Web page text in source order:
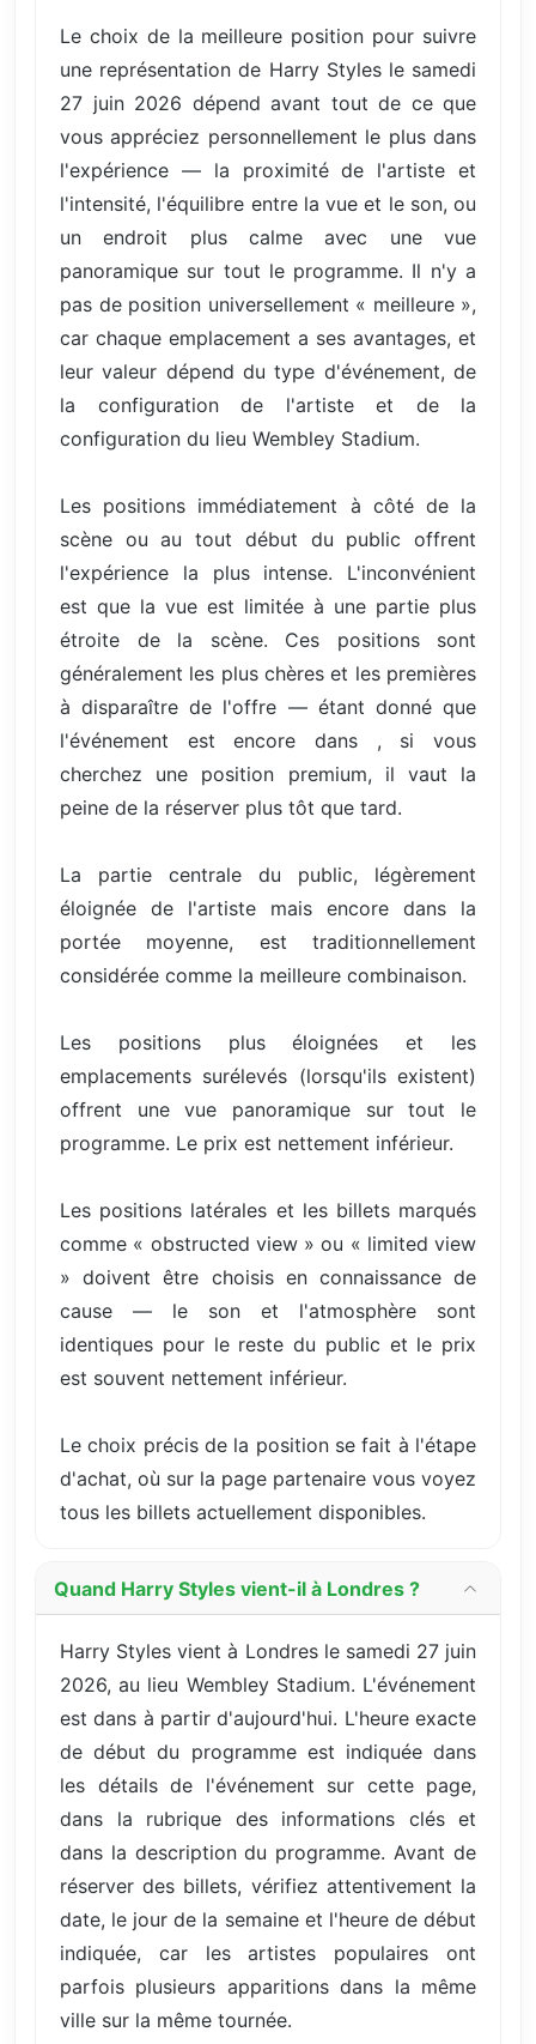
Le choix de la meilleure position pour suivre
une représentation de Harry Styles le samedi
27 juin 2026 dépend avant tout de ce que
vous appréciez personnellement le plus dans
l'expérience — la proximité de l'artiste et
l'intensité, l'équilibre entre la vue et le son, ou
un endroit plus calme avec une vue
panoramique sur tout le programme. Il n'y a
pas de position universellement « meilleure »,
car chaque emplacement a ses avantages, et
leur valeur dépend du type d'événement, de
la configuration de l'artiste et de la
configuration du lieu Wembley Stadium.
Les positions immédiatement à côté de la
scène ou au tout début du public offrent
l'expérience la plus intense. L'inconvénient
est que la vue est limitée à une partie plus
étroite de la scène. Ces positions sont
généralement les plus chères et les premières
à disparaître de l'offre — étant donné que
l'événement est encore dans , si vous
cherchez une position premium, il vaut la
peine de la réserver plus tôt que tard.
La partie centrale du public, légèrement
éloignée de l'artiste mais encore dans la
portée moyenne, est traditionnellement
considérée comme la meilleure combinaison.
Les positions plus éloignées et les
emplacements surélevés (lorsqu'ils existent)
offrent une vue panoramique sur tout le
programme. Le prix est nettement inférieur.
Les positions latérales et les billets marqués
comme « obstructed view » ou « limited view
» doivent être choisis en connaissance de
cause — le son et l'atmosphère sont
identiques pour le reste du public et le prix
est souvent nettement inférieur.
Le choix précis de la position se fait à l'étape
d'achat, où sur la page partenaire vous voyez
tous les billets actuellement disponibles.
Quand Harry Styles vient-il à Londres ?
Harry Styles vient à Londres le samedi 27 juin
2026, au lieu Wembley Stadium. L'événement
est dans à partir d'aujourd'hui. L'heure exacte
de début du programme est indiquée dans
les détails de l'événement sur cette page,
dans la rubrique des informations clés et
dans la description du programme. Avant de
réserver des billets, vérifiez attentivement la
date, le jour de la semaine et l'heure de début
indiquée, car les artistes populaires ont
parfois plusieurs apparitions dans la même
ville sur la même tournée.